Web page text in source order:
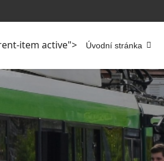
item active"> Úvodní stránka